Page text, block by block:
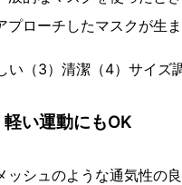
ローチしたマスクが生ま
（3）清潔（4）サイズ
い運動にもOK
シュのような通気性の